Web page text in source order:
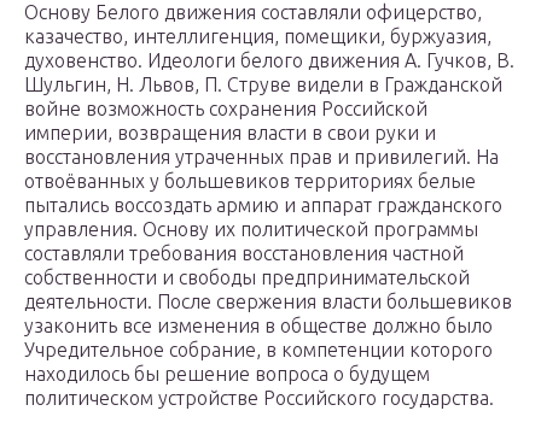
Основу Белого движения составляли офицерство,
казачество, интеллигенция, помещики, буржуазия,
духовенство. Идеологи белого движения А. Гучков, В.
Шульгин, Н. Львов, П. Струве видели в Гражданской
войне возможность сохранения Российской
империи, возвращения власти в свои руки и
восстановления утраченных прав и привилегий. На
отвоёванных у большевиков территориях белые
пытались воссоздать армию и аппарат гражданского
управления. Основу их политической программы
составляли требования восстановления частной
собственности и свободы предпринимательской
деятельности. После свержения власти большевиков
узаконить все изменения в обществе должно было
Учредительное собрание, в компетенции которого
находилось бы решение вопроса о будущем
политическом устройстве Российского государства.